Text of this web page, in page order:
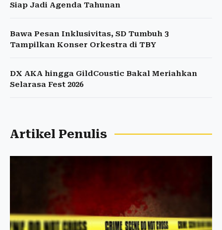
Siap Jadi Agenda Tahunan
Bawa Pesan Inklusivitas, SD Tumbuh 3
Tampilkan Konser Orkestra di TBY
DX AKA hingga GildCoustic Bakal Meriahkan
Selarasa Fest 2026
Artikel Penulis